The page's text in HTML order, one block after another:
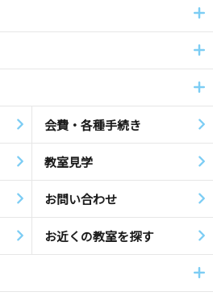
会費・各種手続き
教室見学
お問い合わせ
お近くの教室を探す